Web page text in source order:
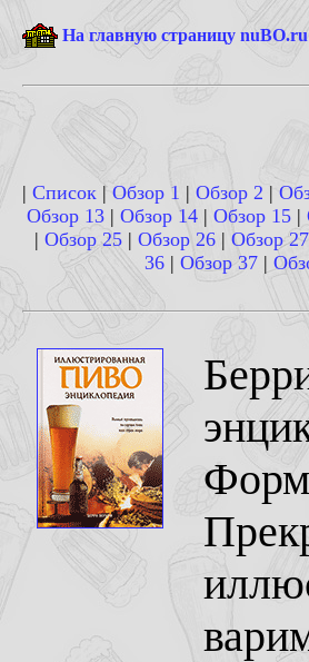
На главную страницу nuBO.ru
| Список | Обзор 1 | Обзор 2 |
Обзор 13 | Обзор 14 | Обзор 15 |
| Обзор 25 | Обзор 26 | Обзор 27
36| Обзор 37|